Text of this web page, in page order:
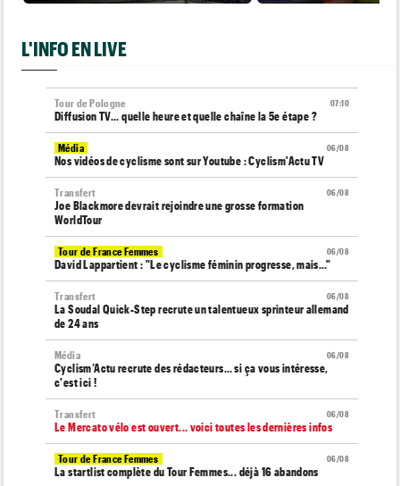
L'INFO EN LIVE
07:10
Tour de Pologne
Diffusion TV... quelle heure et quelle chaîne la 5e étape ?
06/08
Média
Nos vidéos de cyclisme sont sur Youtube : Cyclism'Actu TV
06/08
Transfert
Joe Blackmore devrait rejoindre une grosse formation
WorldTour
06/08
Tour de France Femmes
David Lappartient : "Le cyclisme féminin progresse, mais…"
06/08
Transfert
La Soudal Quick-Step recrute un talentueux sprinteur allemand
de 24 ans
06/08
Média
Cyclism’Actu recrute des rédacteurs… si ça vous intéresse,
c'est ici !
06/08
Transfert
Le Mercato vélo est ouvert... voici toutes les dernières infos
06/08
Tour de France Femmes
La startlist complète du Tour Femmes... déjà 16 abandons